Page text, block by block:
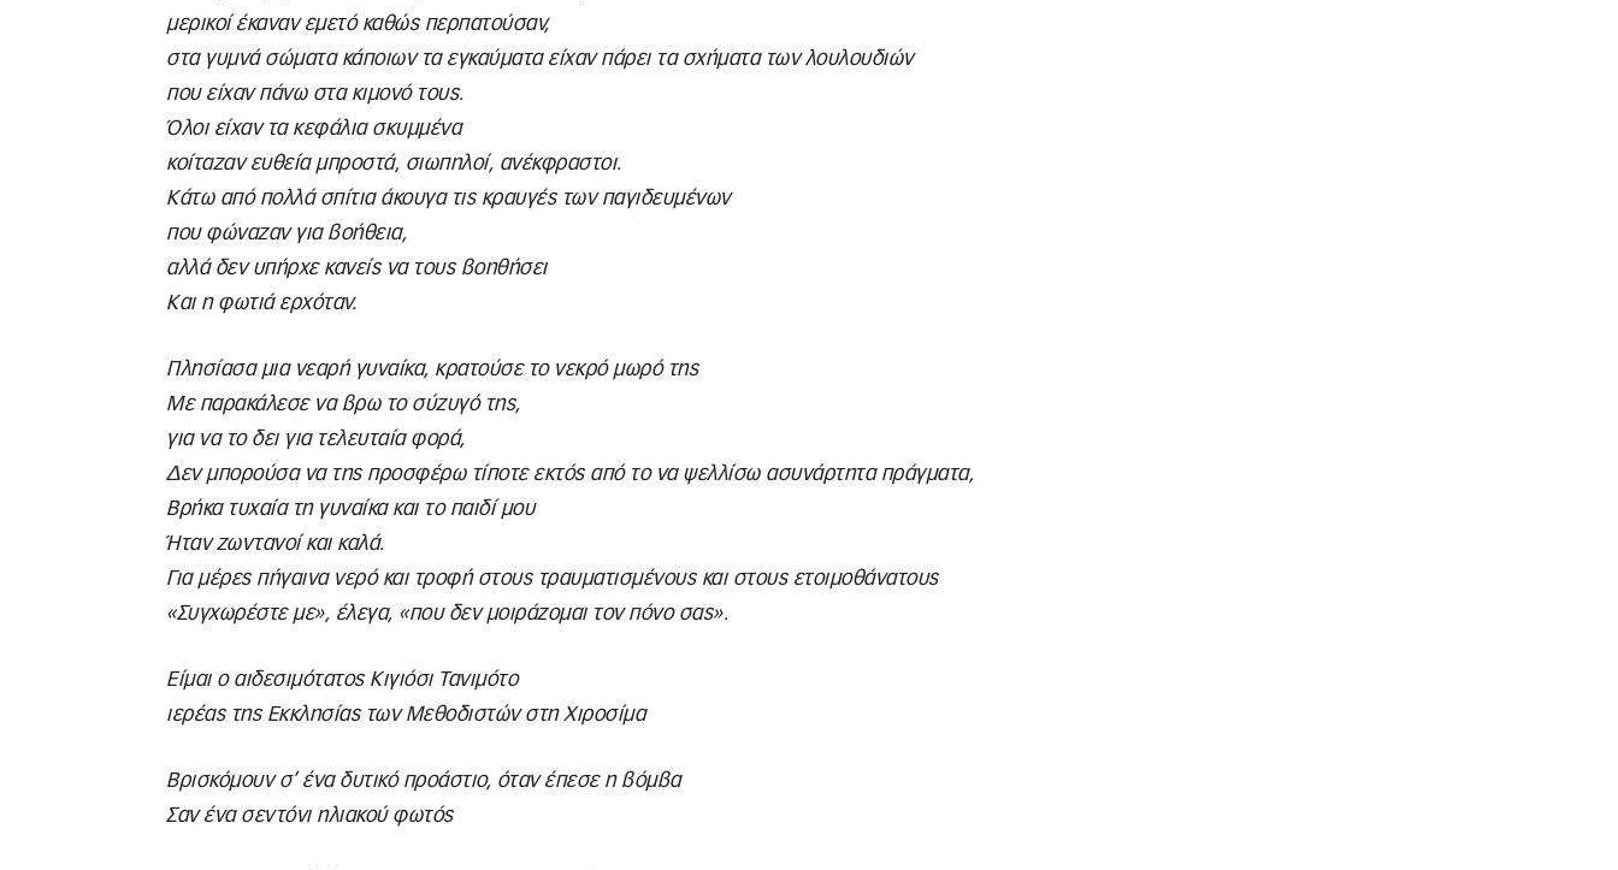
μερικοί έκαναν εμετό καθώς περπατούσαν,
στα γυμνά σώματα κάποιων τα εγκαύματα είχαν πάρει τα σχήματα των λουλουδιών
που είχαν πάνω στα κιμονό τους.
Όλοι είχαν τα κεφάλια σκυμμένα
κοίταζαν ευθεία μπροστά, σιωπηλοί, ανέκφραστοι.
Κάτω από πολλά σπίτια άκουγα τις κραυγές των παγιδευμένων
που φώναζαν για βοήθεια,
αλλά δεν υπήρχε κανείς να τους βοηθήσει
Και η φωτιά ερχόταν.
Πλησίασα μια νεαρή γυναίκα, κρατούσε το νεκρό μωρό της
Με παρακάλεσε να βρω το σύζυγό της,
για να το δει για τελευταία φορά,
Δεν μπορούσα να της προσφέρω τίποτε εκτός από το να ψελλίσω ασυνάρτητα πράγματα,
Βρήκα τυχαία τη γυναίκα και το παιδί μου
Ήταν ζωντανοί και καλά.
Για μέρες πήγαινα νερό και τροφή στους τραυματισμένους και στους ετοιμοθάνατους
«Συγχωρέστε με», έλεγα, «που δεν μοιράζομαι τον πόνο σας».
Είμαι ο αιδεσιμότατος Κιγιόσι Τανιμότο
ιερέας της Εκκλησίας των Μεθοδιστών στη Χιροσίμα
Βρισκόμουν σ’ ένα δυτικό προάστιο, όταν έπεσε η βόμβα
Σαν ένα σεντόνι ηλιακού φωτός